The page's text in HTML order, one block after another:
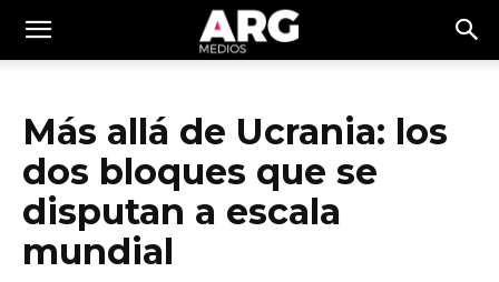
Más allá de Ucrania: los
dos bloques que se
disputan a escala
mundial